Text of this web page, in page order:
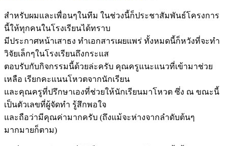
สำหรับผมและเพื่อนๆในทีม ในช่วงนี้ก็ประชาสัมพันธ์โครงการ
นี้ให้ทุกคนในโรงเรียนได้ทราบ
มีประกาศหน้าเสาธง ทำเอกสารเผยแพร่ ทั้งหมดนี้ก็หวังที่จะทำ
วิจัยเล็กๆในโรงเรียนถึงกระแส
ตอบรับกับกิจกรรมนี้ด้วยล่ะครับ คุณครูแนะแนวที่เข้ามาช่วย
เหลือ เรียกคะแนนโหวตจากนักเรียน
และคุณครูที่ปรึกษาเองที่ช่วยให้นักเรียนมาโหวต ซึ่ง ณ ขณะนี้
เป็นตัวเลขที่ผู้จัดทำ รู้สึกพอใจ
และถือว่ามีคุณค่ามากครับ (ถึงแม้จะห่างจากลำดับต้นๆ
มากมายก็ตาม)